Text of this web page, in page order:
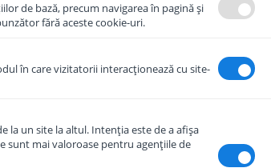
de bază, precum navigarea în pagină şi
fără aceste cookie-uri.
în care vizitatorii interacţionează cu site-
la un site la altul. Intenţia este de a afişa
sunt mai valoroase pentru agenţiile de